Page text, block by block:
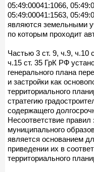
05:49:00041:1066,
05:49:00041:1563,
являются земельными
по которым проходит
Частью 3 ст. 9, ч.9, ч.10
ч.15 ст. 35 ГрК РФ
генерального плана
и застройки как
территориального
стратегию
содержащего
Несоответствие
муниципального
является основанием
приведении их в
территориального